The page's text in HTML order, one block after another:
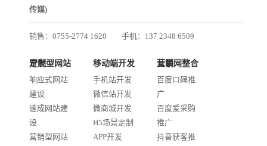
传媒)
销售：0755-2774 1620
手机：137 2348 6509
邮箱：services@jiasuweb.com
定制型网站开发
响应式网站
建设
速成网站建
设
营销型网站
移动端开发
手机站开发
微信站开发
微商城开发
H5场景定制
APP开发
互联网整合营销
百度口碑推
广
百度爱采购
推广
抖音获客推